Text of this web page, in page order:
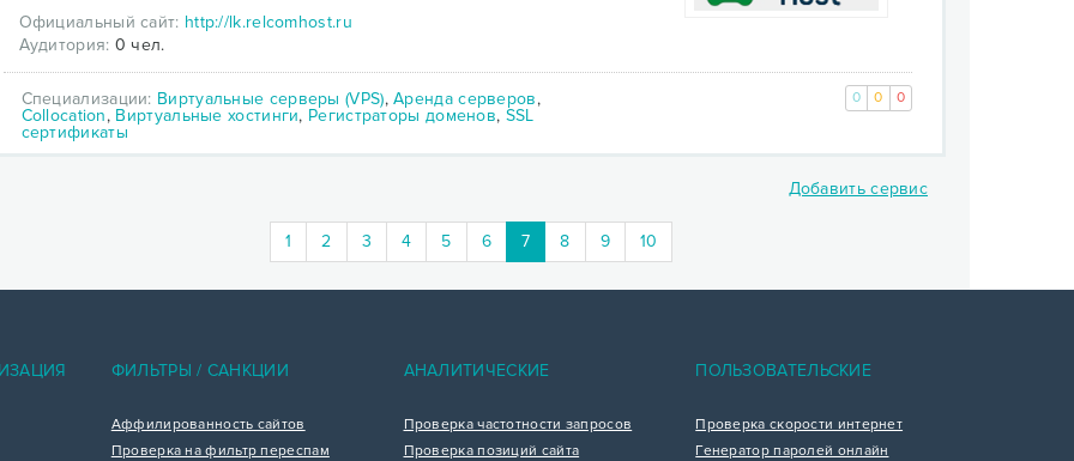
Официальный сайт: http://lk.relcomhost.ru
Аудитория: 0 чел.
Специализации: Виртуальные серверы (VPS),Аренда серверов,
Collocation, Виртуальные хостинги, Регистраторы доменов, SSL
сертификаты
0 0 0
Добавить сервис
1 2 3 4 5 6 7(current)
8 9 10
ФИЛЬТРЫ / САНКЦИИ
Аффилированность сайтов
Проверка на фильтр переспам
АНАЛИТИЧЕСКИЕ
Проверка частотности запросов
Проверка позиций сайта
ПОЛЬЗОВАТЕЛЬСКИЕ
Проверка скорости интернет
Генератор паролей онлайн